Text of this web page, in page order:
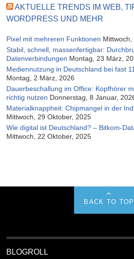
AKTUELLE TRENDS IM WEB,
WORDPRESS UND MEHR
Pixel mit mehreren Funktionen
Stabil, schnell, massenfertigbar:
Datenverbindungen Montag, 23 März,
Mediennutzung in Deutschland bei fast
Montag, 2 März, 2026
Dauerbeschallung im Office: Kopfhörer
richtig nutzen Donnerstag, 8 Januar,
Materialknappheit: Chipmangel in der
Mittwoch, 29 Oktober, 2025
Wie digital ist Deutschland? – Bitkom-
Mittwoch, 22 Oktober, 2025
BACK TO TOP
BLOGROLL